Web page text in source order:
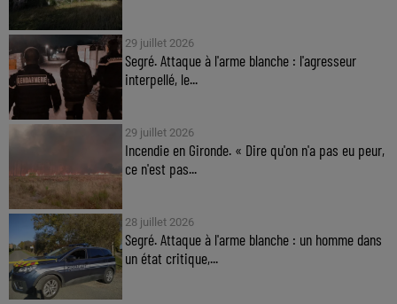
29 juillet 2026
Segré. Attaque à l'arme blanche : l'agresseur
interpellé, le...
29 juillet 2026
Incendie en Gironde. « Dire qu'on n'a pas eu peur,
ce n'est pas...
28 juillet 2026
Segré. Attaque à l'arme blanche : un homme dans
un état critique,...